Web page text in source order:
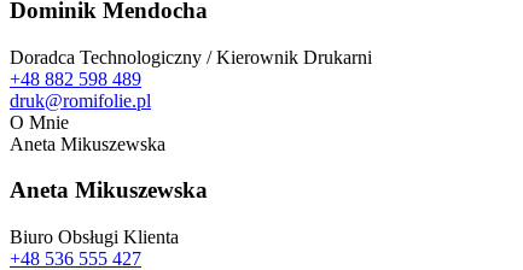
Dominik Mendocha
Doradca Technologiczny / Kierownik Drukarni
+48 882 598 489
druk@romifolie.pl
O Mnie
Aneta Mikuszewska
Aneta Mikuszewska
Biuro Obsługi Klienta
+48 536 555 427